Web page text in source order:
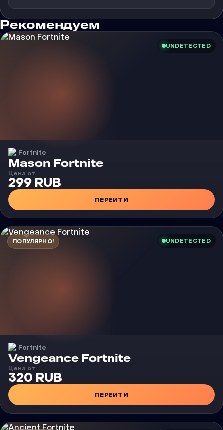
Рекомендуем
UNDETECTED
Fortnite
Чит
Mason Fortnite
Цена от
299 RUB
ПЕРЕЙТИ
ПОПУЛЯРНО! UNDETECTED
Fortnite
Чит
Vengeance Fortnite
Цена от
320 RUB
ПЕРЕЙТИ